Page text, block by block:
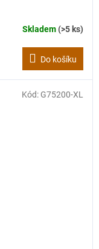
Skladem(>5 ks)
Do košíku
Kód: G75200-XL